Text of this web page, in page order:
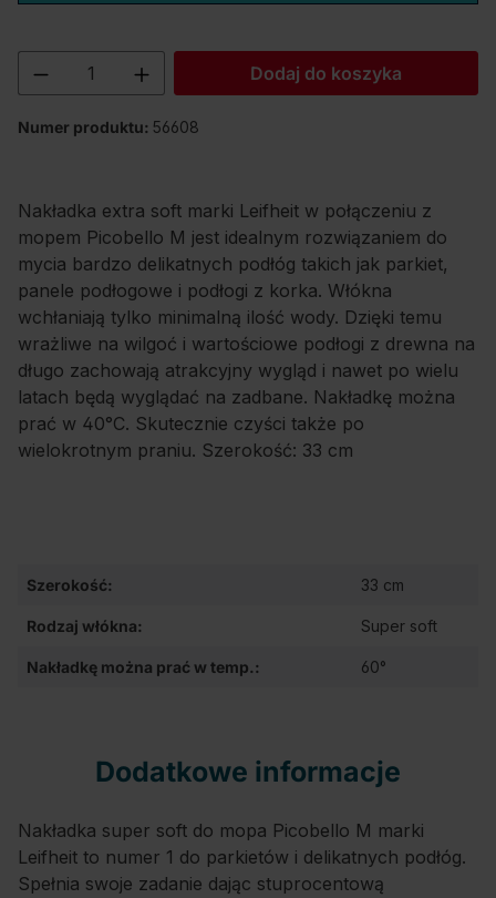
Ilość produktu: Wprowadź żądaną
Dodaj do koszyka
Numer produktu: 56608
Nakładka extra soft marki Leifheit w połączeniu z
mopem Picobello M jest idealnym rozwiązaniem do
mycia bardzo delikatnych podłóg takich jak parkiet,
panele podłogowe i podłogi z korka. Włókna
wchłaniają tylko minimalną ilość wody. Dzięki temu
wrażliwe na wilgoć i wartościowe podłogi z drewna na
długo zachowają atrakcyjny wygląd i nawet po wielu
latach będą wyglądać na zadbane. Nakładkę można
prać w 40°C. Skutecznie czyści także po
wielokrotnym praniu. Szerokość: 33 cm
Szerokość: 33 cm
Rodzaj włókna: Super soft
Nakładkę można prać w temp.: 60°
Dodatkowe informacje
Nakładka super soft do mopa Picobello M marki
Leifheit to numer 1 do parkietów i delikatnych podłóg.
Spełnia swoje zadanie dając stuprocentową